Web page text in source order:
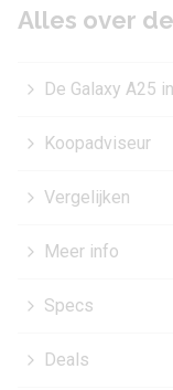
Alles over
De Galaxy A25
Koopadviseur
Vergelijken
Meer info
Specs
Deals